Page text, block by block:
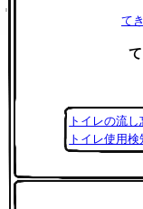
て
トイレの流
トイレ使用